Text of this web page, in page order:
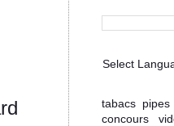
Select
tabacs pipes
concours